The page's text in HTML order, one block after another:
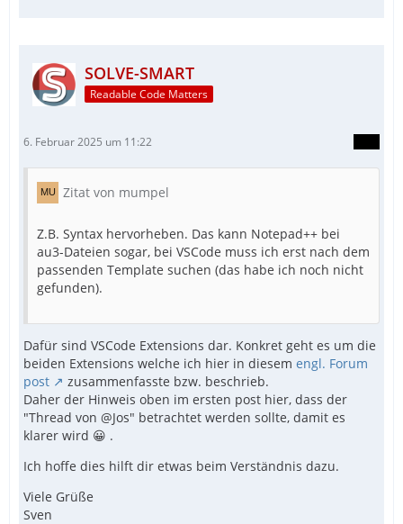
SOLVE-SMART
Readable Code Matters
6. Februar 2025 um 11:22
Zitat von mumpel
Z.B. Syntax hervorheben. Das kann Notepad++ bei
au3-Dateien sogar, bei VSCode muss ich erst nach dem
passenden Template suchen (das habe ich noch nicht
gefunden).
Dafür sind VSCode Extensions dar. Konkret geht es um die
beiden Extensions welche ich hier in diesem engl. Forum
post
zusammenfasste bzw. beschrieb.
Daher der Hinweis oben im ersten post hier, dass der
"Thread von @Jos" betrachtet werden sollte, damit es
klarer wird 😀 .
Ich hoffe dies hilft dir etwas beim Verständnis dazu.
Viele Grüße
Sven